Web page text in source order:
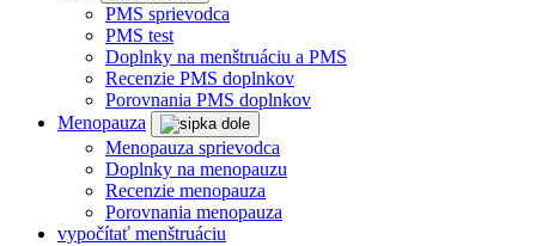
PMS sprievodca
PMS test
Doplnky na menštruáciu a PMS
Recenzie PMS doplnkov
Porovnania PMS doplnkov
Menopauza
Menopauza sprievodca
Doplnky na menopauzu
Recenzie menopauza
Porovnania menopauza
vypočítať menštruáciu